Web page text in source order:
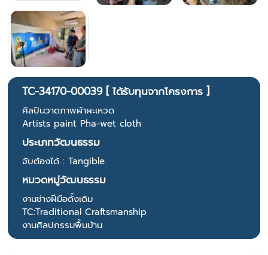
TC-34170-00039 [ ได้รับทุนจากโครงการ ]
ศิลปินวาดภาพผ้าผะเหวด
Artists paint Pha-wet cloth
ประเภทวัฒนธรรม
จับต้องได้ : Tangible.
หมวดหมู่วัฒนธรรม
งานช่างฝีมือดั้งเดิม
TC:Traditional Craftsmanship
งานศิลปกรรมพื้นบ้าน